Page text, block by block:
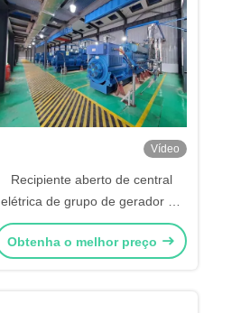
Vídeo
Recipiente aberto de central
elétrica de grupo de gerador do
biogás do gás natural de
1000KW 1MW
Obtenha o melhor preço